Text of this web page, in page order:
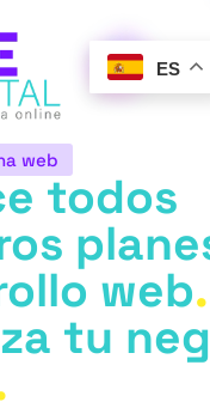
ES
web
todos
web.
tu